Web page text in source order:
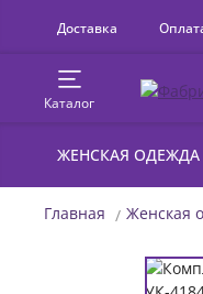
Доставка
Каталог
ЖЕНСКАЯ ОДЕЖДА
Главная Женская